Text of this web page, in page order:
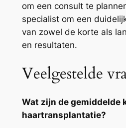
om een consult te
specialist om een
van zowel de korte als
en resultaten.
Veelgestelde
Wat zijn de gemiddelde
haartransplantatie?